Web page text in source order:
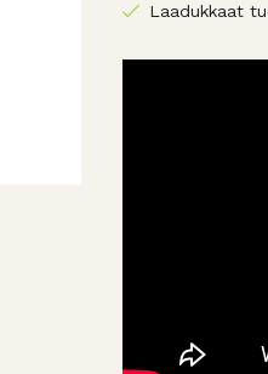
Laadukkaat